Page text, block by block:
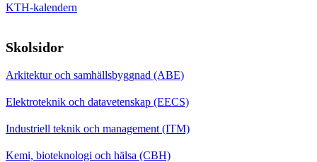
KTH-kalendern
Skolsidor
Arkitektur och samhällsbyggnad (ABE)
Elektroteknik och datavetenskap (EECS)
Industriell teknik och management (ITM)
Kemi, bioteknologi och hälsa (CBH)